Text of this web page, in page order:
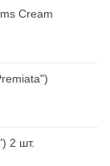
Опции
Cream
2 шт.